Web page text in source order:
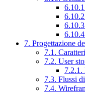
7. Progettazione
7.1.
7.2. User
7.2.1.
7.3. Flussi
7.4.